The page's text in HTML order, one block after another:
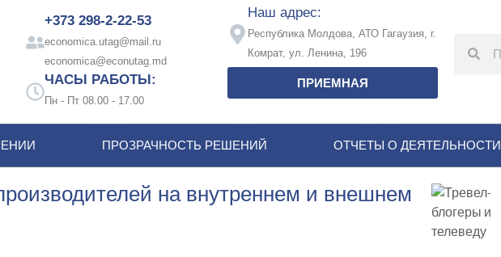
+373 298-2-22-53
economica.utag@mail.ru
economica@econutag.md
ЧАСЫ РАБОТЫ:
Пн - Пт 08.00 - 17.00
Наш адрес:
Республика Молдова, АТО Гагаузия, г.
Комрат, ул. Ленина, 196
ПРИЕМНАЯ
ПРОЗРАЧНОСТЬ РЕШЕНИЙ ОТЧЕТЫ О ДЕЯТЕЛЬНОСТИ
на внутреннем и внешнем